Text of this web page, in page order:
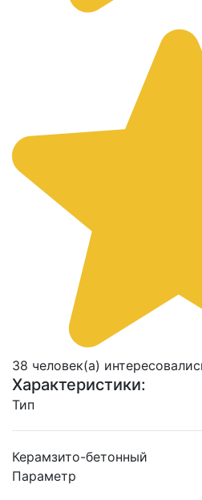
38 человек(а)
Характеристики:
Тип
Керамзито-бетонный
Параметр